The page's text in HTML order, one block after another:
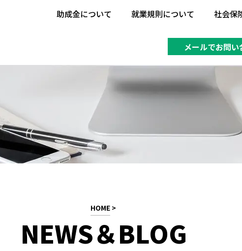
助成金について 就業規則について 社会保
メールでお問い
社会
HOME>
NEWS＆BLOG